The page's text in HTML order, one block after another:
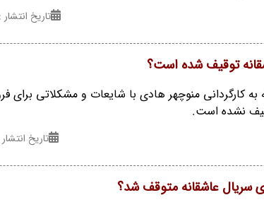
تاریخ انتشار : ۱۳۹۶/۰۴/۰۸
توقیف شده است؟
به کارگردانی منوچهر هادی با شایعات و مشکلاتی برای
نشده است.
تاریخ انتشار : ۱۳۹۶/
سریال عاشقانه متوقف شد؟